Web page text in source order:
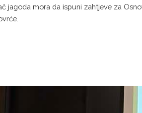
jagoda mora da ispuni zahtjeve za